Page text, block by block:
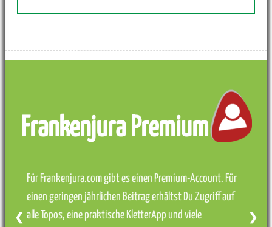
Frankenjura Premium
Für Frankenjura.com gibt es einen Premium-Account. Für
einen geringen jährlichen Beitrag erhältst Du Zugriff auf
alle Topos, eine praktische KletterApp und viele
❮ ❯